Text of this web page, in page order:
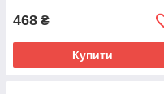
468 ₴
Купити